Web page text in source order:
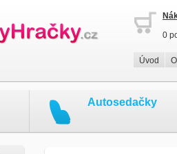
0
Úvod
Autosedačky